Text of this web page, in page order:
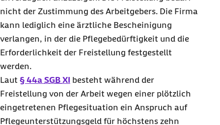
nicht der Zustimmung des Arbeitgebers. Die Firma
kann lediglich eine ärztliche Bescheinigung
verlangen, in der die Pflegebedürftigkeit und die
Erforderlichkeit der Freistellung festgestellt
werden.
Laut § 44a SGB XI besteht während der
Freistellung von der Arbeit wegen einer plötzlich
eingetretenen Pflegesituation ein Anspruch auf
Pflegeunterstützungsgeld für höchstens zehn